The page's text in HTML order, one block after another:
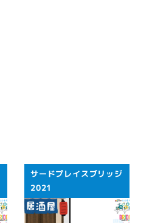
サードプレイスブリッジ
2021